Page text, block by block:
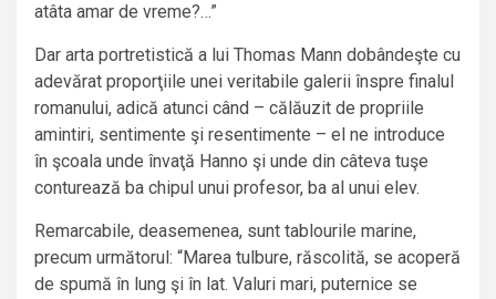
atâta amar de vreme?…”
Dar arta portretistică a lui Thomas Mann dobândeşte cu
adevărat proporţiile unei veritabile galerii înspre finalul
romanului, adică atunci când – călăuzit de propriile
amintiri, sentimente şi resentimente – el ne introduce
în şcoala unde învaţă Hanno şi unde din câteva tuşe
conturează ba chipul unui profesor, ba al unui elev.
Remarcabile, deasemenea, sunt tablourile marine,
precum următorul: “Marea tulbure, răscolită, se acoperă
de spumă în lung şi în lat. Valuri mari, puternice se